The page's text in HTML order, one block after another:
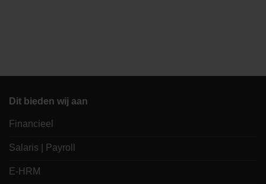
Dit bieden wij aan
Financieel
Salaris | Payroll
E-HRM